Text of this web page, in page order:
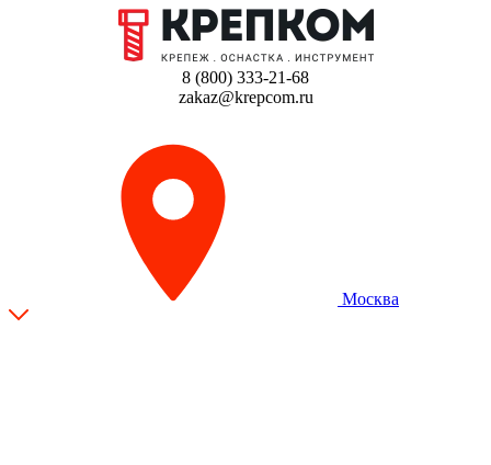
8 (800) 333-21-68
zakaz@krepcom.ru
Москва